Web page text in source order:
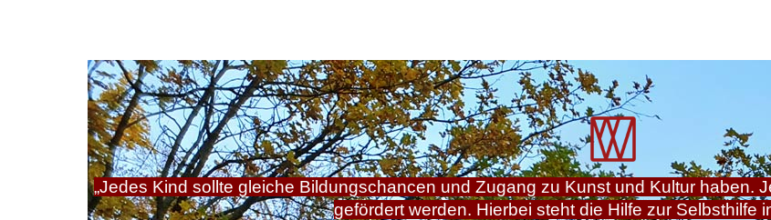
„Jedes Kind sollte gleiche Bildungschancen und Zugang zu Kunst und Kultur haben.
gefördert werden. Hierbei steht die Hilfe zur Selbsthilfe